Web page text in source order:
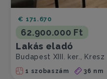
62.900.000 Ft
€ 171.670
Lakás eladó
Budapest XIII. ker.,
1 szobaszám 36 nm